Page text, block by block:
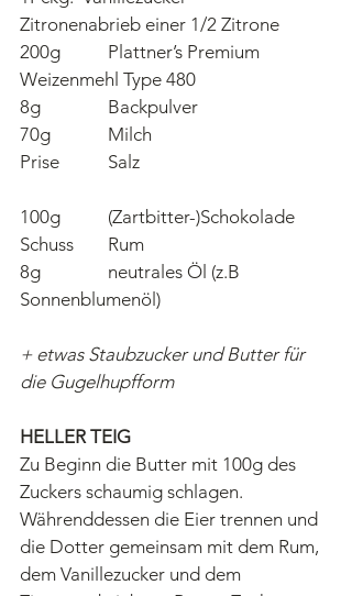
Zitronenabrieb einer 1/2 Zitrone
200g 	Plattner’s Premium
Weizenmehl Type 480
8g 		Backpulver
70g 		Milch
Prise  	Salz
100g 	(Zartbitter-)Schokolade
Schuss 	Rum
8g 		neutrales Öl (z.B
Sonnenblumenöl)
+ etwas Staubzucker und Butter für
die Gugelhupfform
HELLER TEIG
Zu Beginn die Butter mit 100g des
Zuckers schaumig schlagen.
Währenddessen die Eier trennen und
die Dotter gemeinsam mit dem Rum,
dem Vanillezucker und dem